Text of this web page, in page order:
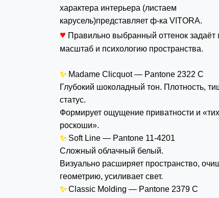
характера интерьера (листаем
карусель)представляет ф-ка VITORA.
♥ Правильно выбранный оттенок задаёт
масштаб и психологию пространства.
✨ Madame Clicquot — Pantone 2322 C
Глубокий шоколадный тон. Плотность,
статус.
Формирует ощущение приватности и
роскоши».
✨ Soft Line — Pantone 11-4201
Сложный облачный белый.
Визуально расширяет пространство,
геометрию, усиливает свет.
✨ Classic Molding — Pantone 2379 C